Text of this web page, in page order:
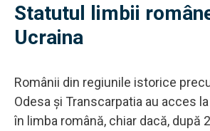
Statutul limbii
Ucraina
Românii din regiunile istorice
Odesa și Transcarpatia au acces
în limba română, chiar dacă, după